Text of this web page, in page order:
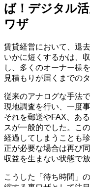
ば！デジタル
ワザ
賃貸経営において、退
いかに短くするかは、
し、多くのオーナー様
見積もりが届くまでの
従来のアナログな手法
現地調査を行い、一度
それを郵送やFAX、あ
スが一般的でした。こ
経過してしまうことも
正が必要な場合は再び
収益を生まない状態で
こうした「待ち時間」